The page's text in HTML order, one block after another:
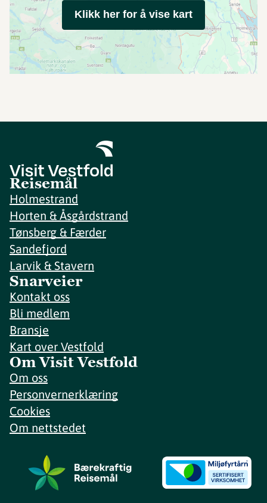
Klikk her for å vise kart
Reisemål
Holmestrand
Horten & Åsgårdstrand
Tønsberg & Færder
Sandefjord
Larvik & Stavern
Snarveier
Kontakt oss
Bli medlem
Bransje
Kart over Vestfold
Om Visit Vestfold
Om oss
Personvernerklæring
Cookies
Om nettstedet